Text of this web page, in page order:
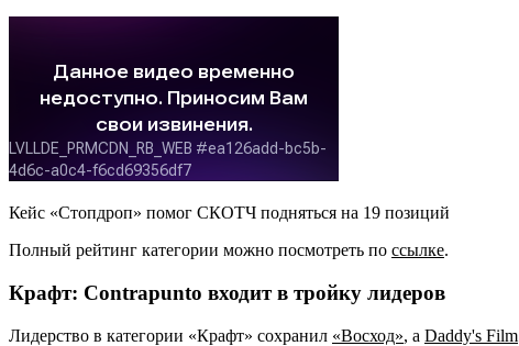
Кейс «Стопдроп» помог СКОТЧ подняться на 19 позиций
Полный рейтинг категории можно посмотреть по ссылке.
Крафт: Contrapunto входит в тройку лидеров
Лидерство в категории «Крафт» сохранил «Восход», а Daddy's Film